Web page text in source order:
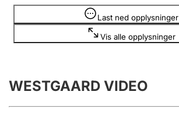
Registrere, endre, slette
Årsregnskap
Innsending og forsinkelsesgebyr
Last ned opplysninger
Vis alle opplysninger
Opplysninger er skjult
WESTGAARD VIDEO